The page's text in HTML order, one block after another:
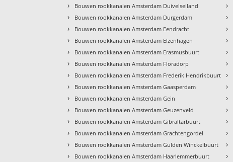
› Bouwen rookkanalen Amsterdam Duivelseiland
› Bouwen rookkanalen Amsterdam Durgerdam
› Bouwen rookkanalen Amsterdam Eendracht
› Bouwen rookkanalen Amsterdam Elzenhagen
› Bouwen rookkanalen Amsterdam Erasmusbuurt
› Bouwen rookkanalen Amsterdam Floradorp
› Bouwen rookkanalen Amsterdam Frederik Hendrikbuurt
› Bouwen rookkanalen Amsterdam Gaasperdam
› Bouwen rookkanalen Amsterdam Gein
› Bouwen rookkanalen Amsterdam Geuzenveld
› Bouwen rookkanalen Amsterdam Gibraltarbuurt
› Bouwen rookkanalen Amsterdam Grachtengordel
› Bouwen rookkanalen Amsterdam Gulden Winckelbuurt
› Bouwen rookkanalen Amsterdam Haarlemmerbuurt
›
›
›
›
›
›
›
›
›
›
›
›
›
›